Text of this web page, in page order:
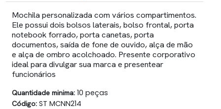
Mochila personalizada com vários compartimentos.
Ele possui dois bolsos laterais, bolso frontal, porta
notebook forrado, porta canetas, porta
documentos, saída de fone de ouvido, alça de mão
e alça de ombro acolchoado. Presente corporativo
ideal para divulgar sua marca e presentear
funcionários
Quantidade minima: 10 peças
Código: ST MCNN214